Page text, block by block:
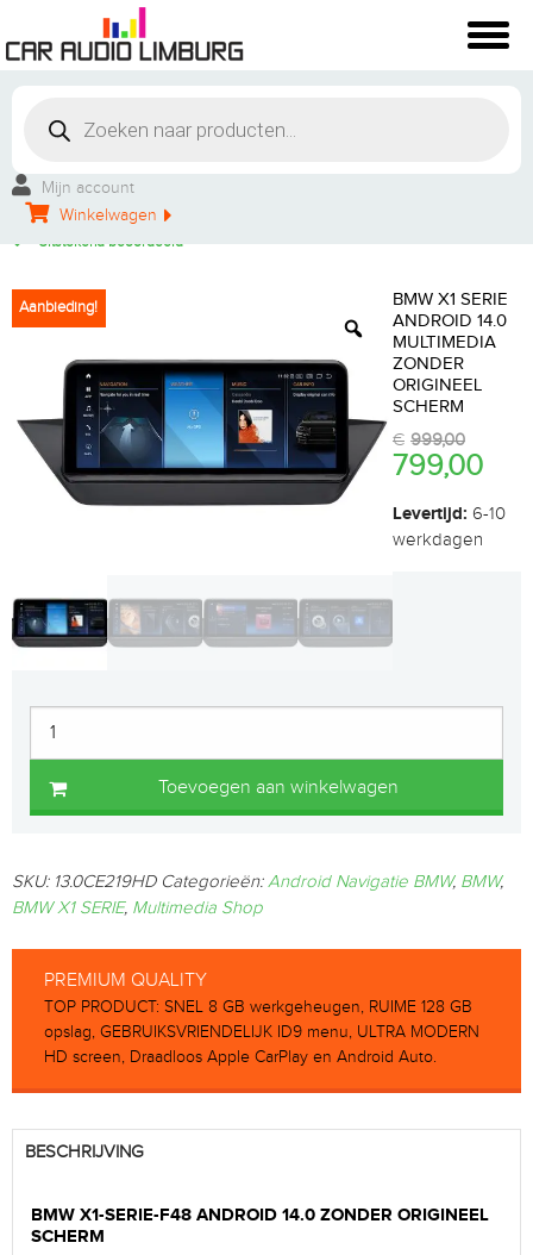
Mijn account
Winkelwagen
Persoonlijke service
Groot aanbod
Uitstekend beoordeeld
Aanbieding!
BMW X1 SERIE
ANDROID 14.0
MULTIMEDIA
ZONDER
ORIGINEEL
SCHERM
€ 999,00
799,00
Levertijd: 6-10
werkdagen
Toevoegen aan winkelwagen
SKU: 13.0CE219HD Categorieën:Android Navigatie BMW, BMW,
BMW X1 SERIE, Multimedia Shop
PREMIUM QUALITY
TOP PRODUCT: SNEL 8 GB werkgeheugen, RUIME 128 GB
opslag, GEBRUIKSVRIENDELIJK ID9 menu, ULTRA MODERN
HD screen, Draadloos Apple CarPlay en Android Auto.
BESCHRIJVING
BMW X1-SERIE-F48 ANDROID 14.0 ZONDER ORIGINEEL
SCHERM